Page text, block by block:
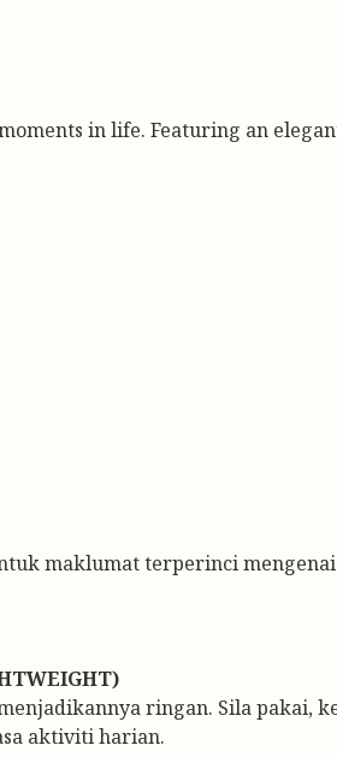
in life. Featuring an
maklumat terperinci
ringan. Sila pakai,
aktiviti harian.